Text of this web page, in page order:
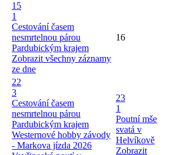
15
1
Cestování časem
nesmrtelnou párou
Pardubickým krajem
Zobrazit všechny záznamy
ze dne
16
22
3
Cestování časem
nesmrtelnou párou
Pardubickým krajem
Westernové hobby závody
- Markova jízda 2026
23
1
Poutní mše
svatá v
Helvíkově
Zobrazit